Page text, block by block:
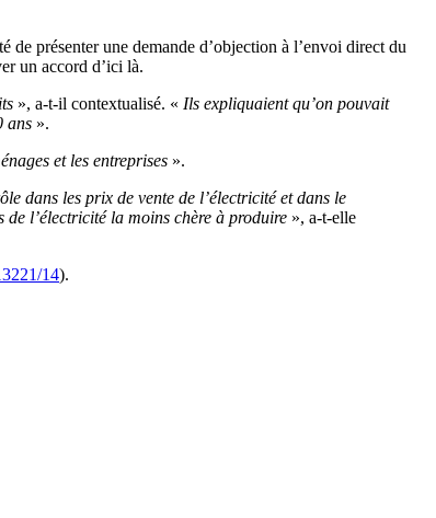
présenter une demande d’objection à l’envoi direct du
un accord d’ici là.
», a-t-il contextualisé. « Ils expliquaient qu’on pouvait
ans ».
et les entreprises ».
dans les prix de vente de l’électricité et dans le
l’électricité la moins chère à produire », a-t-elle
14).